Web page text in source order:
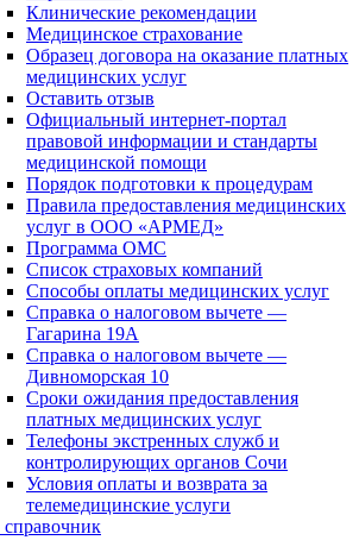
Клинические рекомендации
Медицинское страхование
Образец договора на оказание платных
медицинских услуг
Оставить отзыв
Официальный интернет-портал
правовой информации и стандарты
медицинской помощи
Порядок подготовки к процедурам
Правила предоставления медицинских
услуг в ООО «АРМЕД»
Программа ОМС
Список страховых компаний
Способы оплаты медицинских услуг
Справка о налоговом вычете —
Гагарина 19А
Справка о налоговом вычете —
Дивноморская 10
Сроки ожидания предоставления
платных медицинских услуг
Телефоны экстренных служб и
контролирующих органов Сочи
Условия оплаты и возврата за
телемедицинские услуги